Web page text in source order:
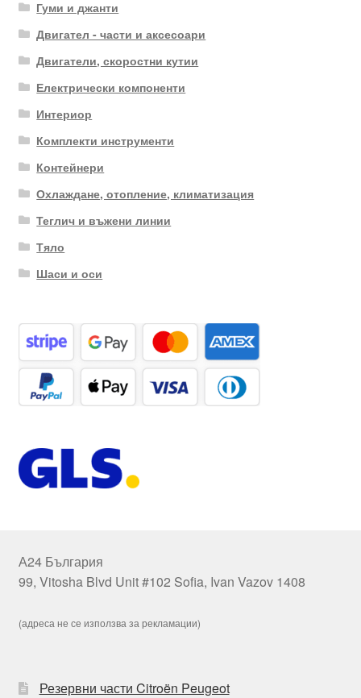
Гуми и джанти
Двигател - части и аксесоари
Двигатели, скоростни кутии
Електрически компоненти
Интериор
Комплекти инструменти
Контейнери
Охлаждане, отопление, климатизация
Теглич и въжени линии
Тяло
Шаси и оси
А24 България
99, Vitosha Blvd Unit #102 Sofia, Ivan Vazov 1408
(адреса не се използва за рекламации)
Резервни части Citroën Peugeot